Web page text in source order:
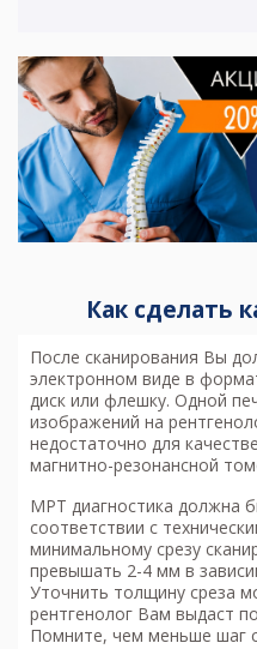
Как сделать
После сканирования Вы
электронном виде в
диск или флешку. Одной
изображений на
недостаточно для
магнитно-резонансной
МРТ диагностика должна
соответствии с
минимальному срезу
превышать 2-4 мм в
Уточнить толщину среза
рентгенолог Вам выдаст
Помните, чем меньше шаг